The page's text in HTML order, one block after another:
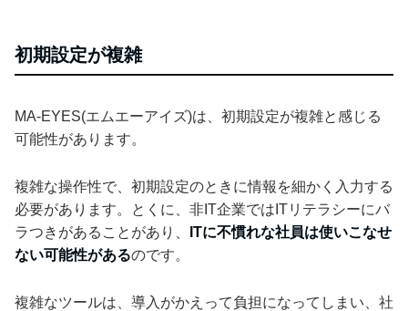
初期設定が複雑
MA-EYES(エムエーアイズ)は、初期設定が複雑と感じる
可能性があります。
複雑な操作性で、初期設定のときに情報を細かく入力する
必要があります。とくに、非IT企業ではITリテラシーにバ
ラつきがあることがあり、
ITに不慣れな社員は使いこなせ
ない可能性があるのです。
複雑なツールは、導入がかえって負担になってしまい、社